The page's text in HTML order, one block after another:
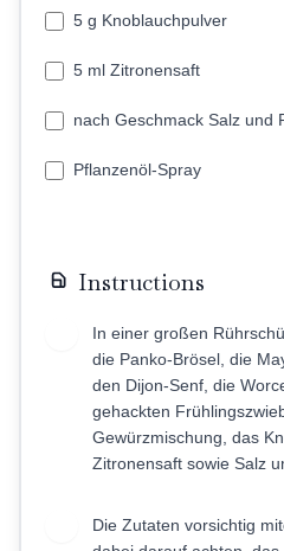
5 g Knoblauchpulver
5 ml Zitronensaft
nach Geschmack Salz und
Pflanzenöl-Spray
Instructions
In einer großen
die Panko-Brösel, die
den Dijon-Senf, die
gehackten
Gewürzmischung, das
Zitronensaft sowie Salz
Die Zutaten vorsichtig